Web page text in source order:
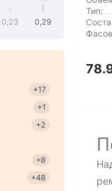
0,23 0,29
+17
+1
+2
+8
+48
Тип: